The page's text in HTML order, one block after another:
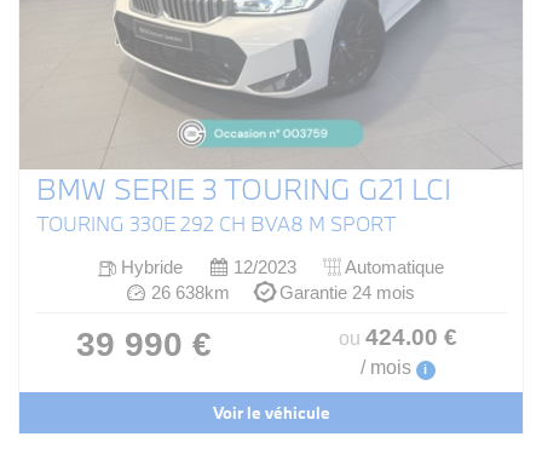
BMW SERIE 3 TOURING G21 LCI
TOURING 330E 292 CH BVA8 M SPORT
Hybride 12/2023
Automatique
26 638km
Garantie 24 mois
39 990 € ou 424.00 €
/ mois i
Voir le véhicule